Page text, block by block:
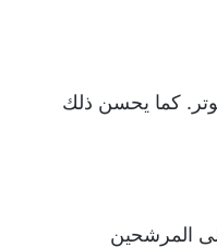
كما يحسن ذلك
المرشحين